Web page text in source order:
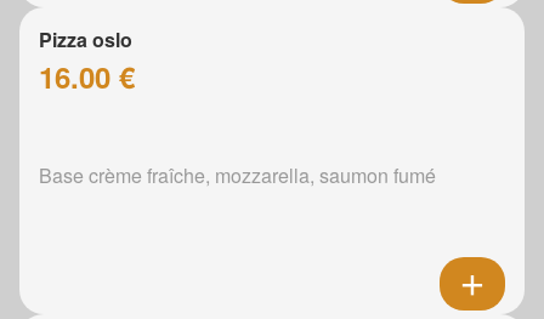
Pizza oslo
16.00 €
Base crème fraîche, mozzarella, saumon fumé